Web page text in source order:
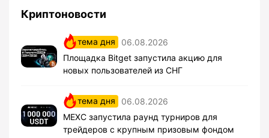
Криптоновости
тема дня
06.08.2026
Площадка Bitget запустила акцию для
новых пользователей из СНГ
тема дня
06.08.2026
MEXC запустила раунд турниров для
трейдеров с крупным призовым фондом